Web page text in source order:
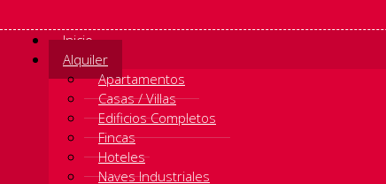
Inicio
Alquiler
Apartamentos
Casas / Villas
Edificios Completos
Fincas
Hoteles
Naves Industriales